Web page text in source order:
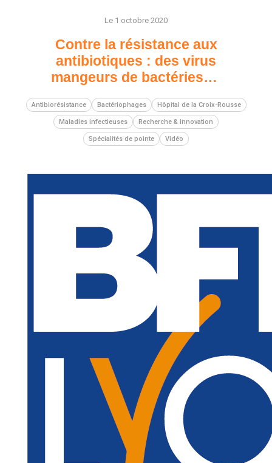
Le 1 octobre 2020
Contre la résistance aux
antibiotiques : des virus
mangeurs de bactéries…
Antibiorésistance Bactériophages Hôpital de la Croix-Rousse
Maladies infectieuses Recherche & innovation
Spécialités de pointe Vidéo